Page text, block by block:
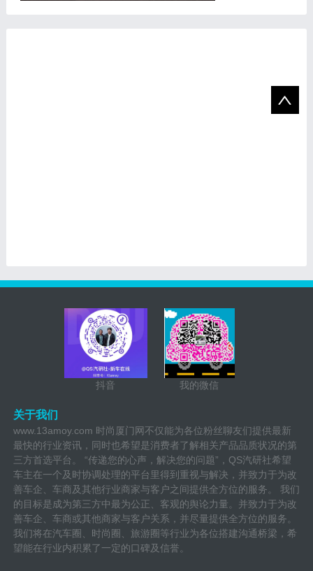
抖音 我的微信
关于我们
www.13amoy.com 时尚厦门网不仅能为各位粉丝聊友们提供最新
最快的行业资讯，同时也希望是消费者了解相关产品品质状况的第
三方首选平台。 “传递您的心声，解决您的问题”，QS汽研社希望
车主在一个及时协调处理的平台里得到重视与解决，并致力于为改
善车企、车商及其他行业商家与客户之间提供全方位的服务。 我们
的目标是成为第三方中最为公正、客观的舆论力量。并致力于为改
善车企、车商或其他商家与客户关系，并尽量提供全方位的服务。
我们将在汽车圈、时尚圈、旅游圈等行业为各位搭建沟通桥梁，希
望能在行业内积累了一定的口碑及信誉。